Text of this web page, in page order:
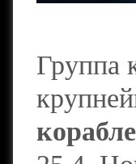
Группа